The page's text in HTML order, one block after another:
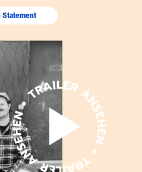
Statement